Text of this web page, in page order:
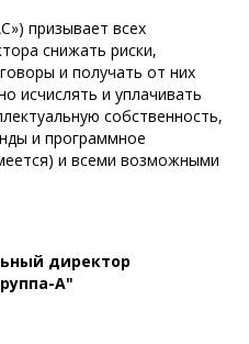
призывает всех
снижать риски,
и получать от них
исчислять и уплачивать
собственность,
и программное
и всеми возможными
директор
А"